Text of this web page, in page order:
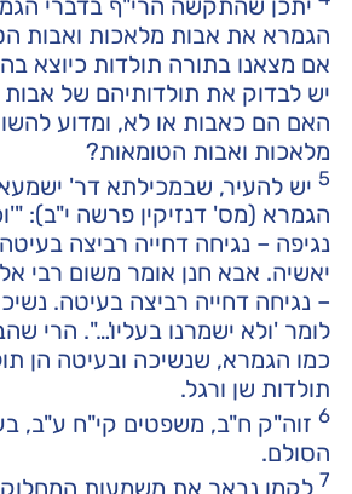
הגמרא את אבות מלאכות ואבות
אם מצאנו בתורה תולדות כיוצא
יש לבדוק את תולדותיהם של אבות
האם הם כאבות או לא, ומדוע
מלאכות ואבות הטומאות?
5יש להעיר, שבמכילתא דר'
הגמרא (מס' דנזיקין פרשה י"ב):
נגיפה – נגיחה דחייה רביצה
יאשיה. אבא חנן אומר משום רבי
– נגיחה דחייה רביצה בעיטה.
לומר 'ולא ישמרנו בעליו'…". הרי
כמו הגמרא, שנשיכה ובעיטה הן
תולדות שן ורגל.
6זוה"ק ח"ב, משפטים קי"ח ע"ב,
הסולם.
7 לקמן נבאר את משמעות